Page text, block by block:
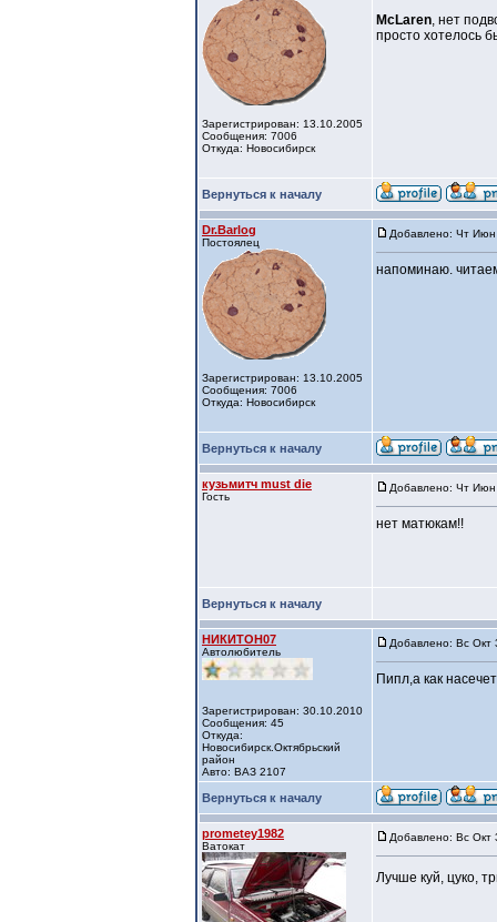
Зарегистрирован: 13.10.2005
Сообщения: 7006
Откуда: Новосибирск
McLaren, нет
просто хотелось
Вернуться к началу
Dr.Barlog
Постоялец
Зарегистрирован: 13.10.2005
Сообщения: 7006
Откуда: Новосибирск
Добавлено: Чт
напоминаю.
Вернуться к началу
кузьмитч must die
Гость
Добавлено: Чт
нет матюкам!!
Вернуться к началу
НИКИТОН07
Автолюбитель
Зарегистрирован: 30.10.2010
Сообщения: 45
Откуда:
Новосибирск.Октябрьский
район
Авто: ВАЗ 2107
Добавлено: Вс Окт
Пипл,а как
Вернуться к началу
prometey1982
Ватокат
Добавлено: Вс Окт
Лучше куй, цуко,